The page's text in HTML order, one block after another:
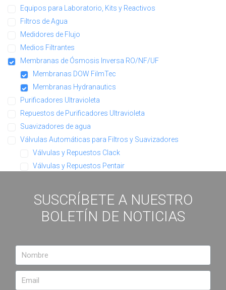
Equipos para Laboratorio, Kits y Reactivos
Filtros de Agua
Medidores de Flujo
Medios Filtrantes
Membranas de Ósmosis Inversa RO/NF/UF
Membranas DOW FilmTec
Membranas Hydranautics
Purificadores Ultravioleta
Repuestos de Purificadores Ultravioleta
Suavizadores de agua
Válvulas Automáticas para Filtros y Suavizadores
Válvulas y Repuestos Clack
Válvulas y Repuestos Pentair
SUSCRÍBETE A NUESTRO
BOLETÍN DE NOTICIAS